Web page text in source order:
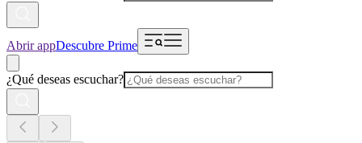
Abrir appDescubre Prime
¿Qué deseas escuchar?